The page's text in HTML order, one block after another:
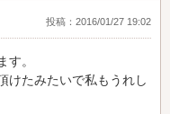
投稿：2016/01/27 19:02
す。
けたみたいで私もうれし